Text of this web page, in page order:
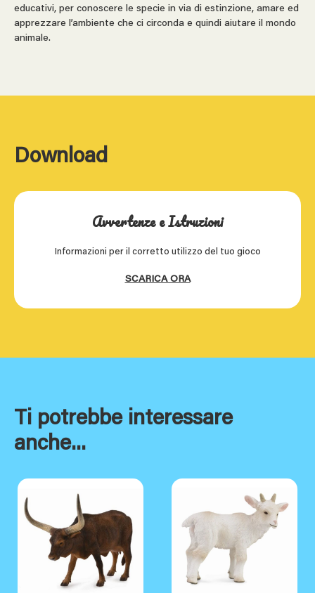
educativi, per conoscere le specie in via di estinzione, amare ed
apprezzare l’ambiente che ci circonda e quindi aiutare il mondo
animale.
Download
Avvertenze e Istruzioni
Informazioni per il corretto utilizzo del tuo gioco
SCARICA ORA
Ti potrebbe interessare
anche...